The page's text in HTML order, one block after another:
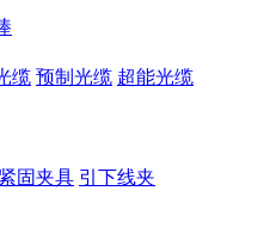
缆 预制光缆 超能光缆
紧固夹具 引下线夹